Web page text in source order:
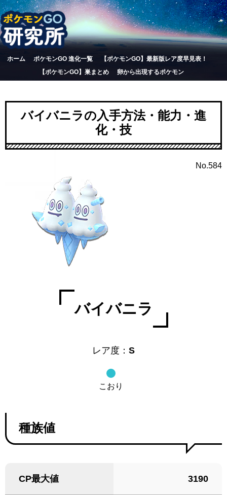
ホーム ポケモンGO 進化一覧
【ポケモンGO】最新版レア度早見表！
【ポケモンGO】巣まとめ
卵から出現するポケモン
バイバニラの入手方法・能力・進
化・技
No.584
バイバニラ
レア度： S
こおり
種族値
CP最大値 3190